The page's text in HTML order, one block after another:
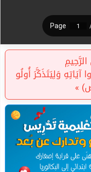
آيَاتِهِ وَلِيَتَذَكَّرَ أُولُو